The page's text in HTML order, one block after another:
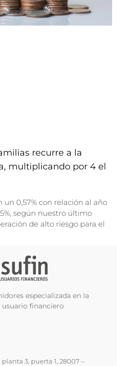
recurre a la
multiplicando por 4 el
un 0,57% con relación al año
según nuestro último
de alto riesgo para el
especializada en la
financiero
planta 3, puerta 1, 28007 –